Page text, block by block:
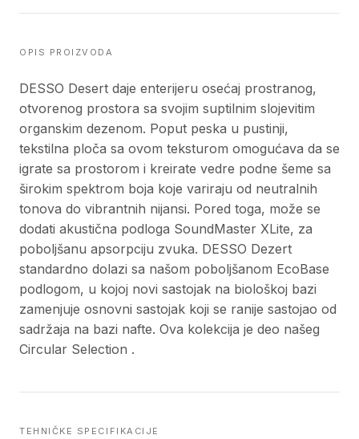
OPIS PROIZVODA
DESSO Desert daje enterijeru osećaj prostranog,
otvorenog prostora sa svojim suptilnim slojevitim
organskim dezenom. Poput peska u pustinji,
tekstilna ploča sa ovom teksturom omogućava da se
igrate sa prostorom i kreirate vedre podne šeme sa
širokim spektrom boja koje variraju od neutralnih
tonova do vibrantnih nijansi. Pored toga, može se
dodati akustična podloga SoundMaster XLite, za
poboljšanu apsorpciju zvuka. DESSO Dezert
standardno dolazi sa našom poboljšanom EcoBase
podlogom, u kojoj novi sastojak na biološkoj bazi
zamenjuje osnovni sastojak koji se ranije sastojao od
sadržaja na bazi nafte. Ova kolekcija je deo našeg
Circular Selection .
TEHNIČKE SPECIFIKACIJE